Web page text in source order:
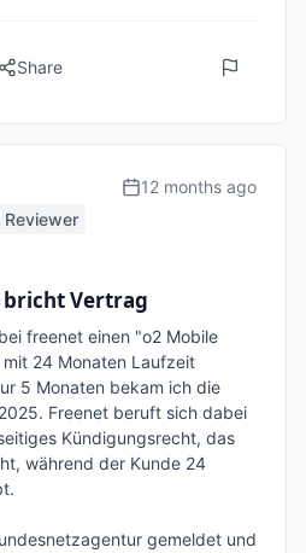
Share
Reviewer
12 months ago
bricht Vertrag
freenet einen "o2 Mobile
24 Monaten Laufzeit
5 Monaten bekam ich die
Freenet beruft sich dabei
Kündigungsrecht, das
während der Kunde 24
gemeldet und